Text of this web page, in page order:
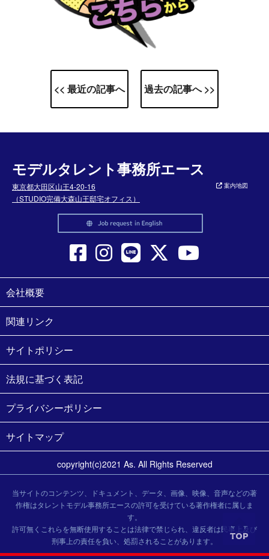
<< 最近の記事へ 過去の記事へ >>
モデルタレント事務所エース
東京都大田区山王4-20-16
（STUDIO完備大森山王邸宅オフィス）
案内地図
会社概要
関連リンク
サイトポリシー
法規に基づく表記
プライバシーポリシー
サイトマップ
copyright(c)2021 As. All Rights Reserved
当サイトのコンテンツ、ドキュメント、データ、画像、映像、音声などの著
作権はタレントモデル事務所エースの許可を受けている著作権者に属しま
す。
許可無くこれらを無断使用することは法律で禁じられ、違反者は民事上及び
刑事上の責任を負い、処罰されることがあります。